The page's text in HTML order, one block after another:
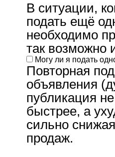
В ситуации,
подать ещё
необходимо
так возможно
Могу ли я подать
Повторная
объявления
публикация
быстрее, а
сильно снижая
продаж.